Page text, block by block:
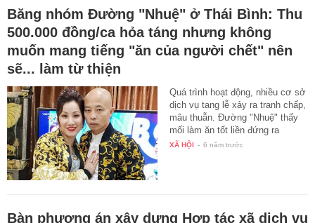
Băng nhóm Đường "Nhuệ" ở Thái Bình: Thu
500.000 đồng/ca hỏa táng nhưng không
muốn mang tiếng "ăn của người chết" nên
sẽ... làm từ thiện
Quá trình hoạt động, nhiều cơ sở
dịch vụ tang lễ xảy ra tranh chấp,
mâu thuẫn. Đường "Nhuệ" thấy
mối làm ăn tốt liền đứng ra
"bảo…
XÃ HỘI - 6 năm trước
Bàn phương án xây dựng Hợp tác xã dịch vụ